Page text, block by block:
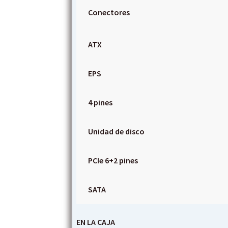
Conectores
ATX
EPS
4 pines
Unidad de disco
PCIe 6+2 pines
SATA
EN LA CAJA